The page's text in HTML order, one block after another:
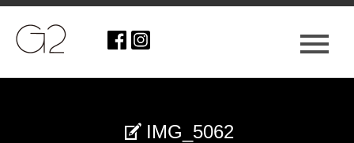
IMG_5062